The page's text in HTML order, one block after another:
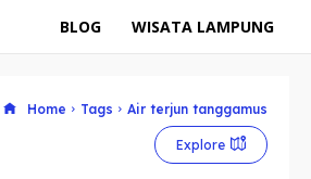
BLOG WISATA LAMPUNG
Home Tags Air terjun tanggamus
Explore